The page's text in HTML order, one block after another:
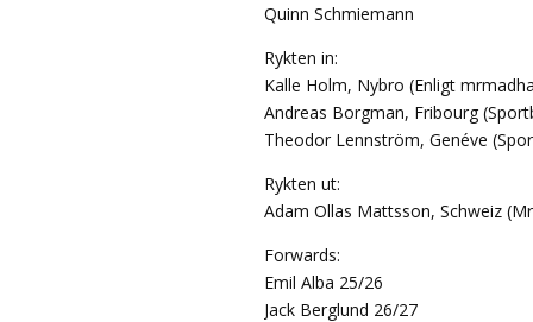
Quinn Schmiemann
Rykten in:
Kalle Holm, Nybro (Enligt
Andreas Borgman, Fribourg
Theodor Lennström, Genéve
Rykten ut:
Adam Ollas Mattsson, Schweiz
Forwards:
Emil Alba 25/26
Jack Berglund 26/27